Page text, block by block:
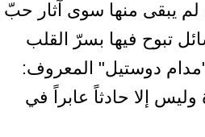
يبقى منها سوى آثار حبّ
تبوح فيها بسرّ القلب
"مدام دوستيل" المعروف:
إلا حادثاً عابراً في